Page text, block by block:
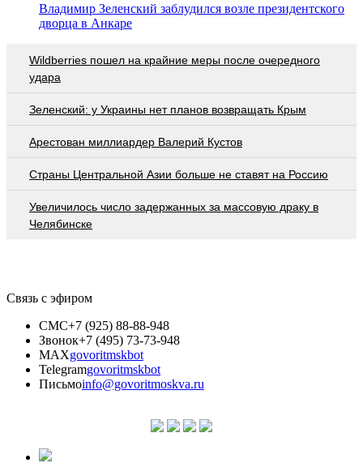
Владимир Зеленский заблудился возле президентского
дворца в Анкаре
Wildberries пошел на крайние меры после очередного
удара
Зеленский: у Украины нет планов возвращать Крым
Арестован миллиардер Валерий Кустов
Страны Центральной Азии больше не ставят на Россию
Увеличилось число задержанных за массовую драку в
Челябинске
Связь с эфиром
СМС+7 (925) 88-88-948
Звонок+7 (495) 73-73-948
MAXgovoritmskbot
Telegramgovoritmskbot
Письмоinfo@govoritmoskva.ru